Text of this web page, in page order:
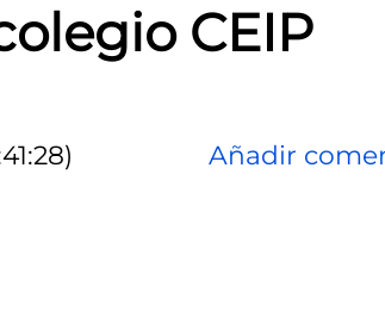
CEIP
Añadir